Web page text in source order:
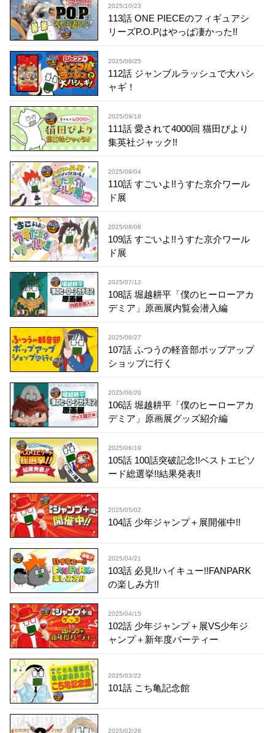
2025/10/23
113話 ONE PIECEのフィギュアシ
リーズP.O.Pはやっぱ凄かった!!
2025/09/25
112話 ジャンブルラッシュで大ハシ
ャギ！
2025/09/18
111話 愛されて4000回 猫田びより
集英社ジャック!!
2025/09/04
110話 すごいよ!!うすた京介ワール
ド展
2025/08/08
109話 すごいよ!!うすた京介ワール
ド展
2025/07/12
108話 堀越耕平「僕のヒーローアカ
デミア」原画展内覧会潜入編
2025/06/27
107話 ふつうの軽音部ポップアップ
ショップに行く
2025/06/20
106話 堀越耕平「僕のヒーローアカ
デミア」原画展グッズ紹介編
2025/06/19
105話 100話突破記念!!ベストエピソ
ード総選挙!!結果発表!!
2025/05/02
104話 少年ジャンプ＋展開催中!!
2025/04/21
103話 必見!!ハイキュー!!FANPARK
の楽しみ方!!
2025/04/15
102話 少年ジャンプ＋展VS少年ジ
ャンプ＋新年度パーティー
2025/03/22
101話 こち亀記念館
2025/02/26